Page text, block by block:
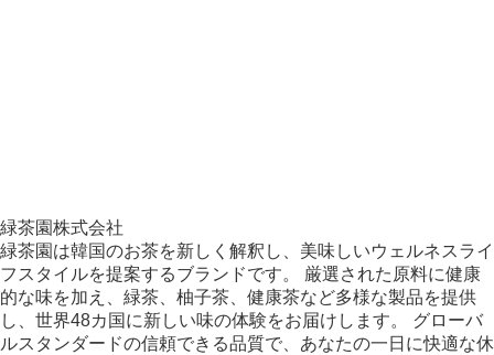
緑茶園株式会社
緑茶園は韓国のお茶を新しく解釈し、美味しいウェルネスライ
フスタイルを提案するブランドです。 厳選された原料に健康
的な味を加え、緑茶、柚子茶、健康茶など多様な製品を提供
し、世界48カ国に新しい味の体験をお届けします。 グローバ
ルスタンダードの信頼できる品質で、あなたの一日に快適な休